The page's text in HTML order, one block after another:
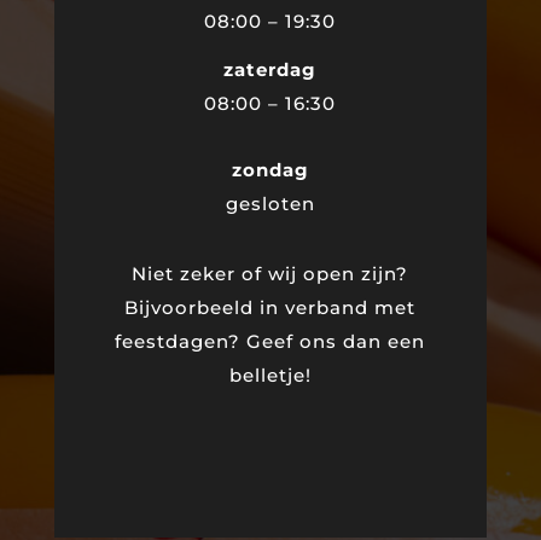
08:00 – 19:30
zaterdag
08:00 – 16:30
zondag
gesloten
Niet zeker of wij open zijn?
Bijvoorbeeld in verband met
feestdagen? Geef ons dan een
belletje!